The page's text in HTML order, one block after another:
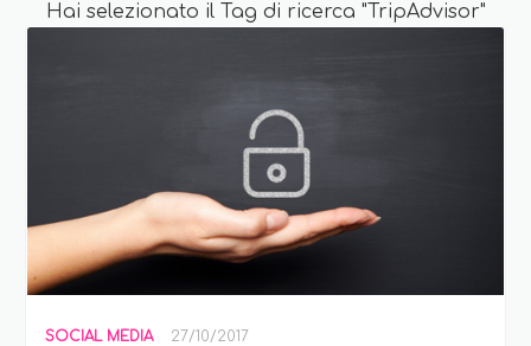
Hai selezionato il Tag di ricerca "TripAdvisor"
SOCIAL MEDIA 27/10/2017